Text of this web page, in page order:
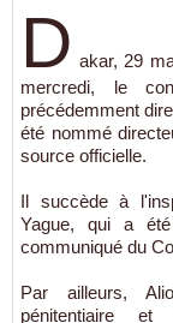
D akar, 29
mercredi, le
précédemment
été nommé
source officielle.
Il succède à
Yague, qui a
communiqué du
Par ailleurs,
pénitentiaire